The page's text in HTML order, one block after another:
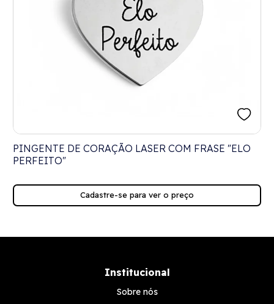
PINGENTE DE CORAÇÃO LASER COM FRASE "ELO
PERFEITO"
Cadastre-se para ver o preço
Institucional
Sobre nós